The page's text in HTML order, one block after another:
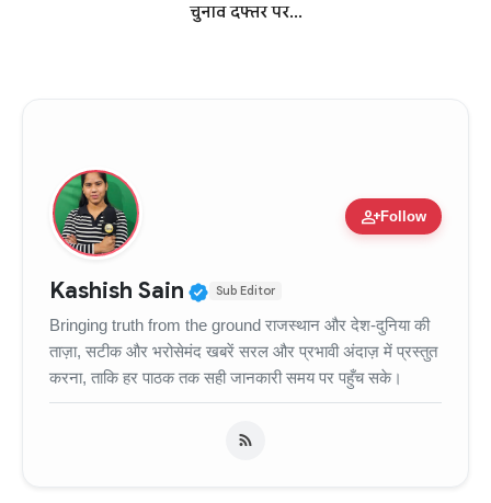
चुनाव दफ्तर पर...
person_addFollow
Kashish Sain Verified Public Figure •
Sub Editor
Bringing truth from the ground राजस्थान और देश-दुनिया की
ताज़ा, सटीक और भरोसेमंद खबरें सरल और प्रभावी अंदाज़ में प्रस्तुत
करना, ताकि हर पाठक तक सही जानकारी समय पर पहुँच सके।